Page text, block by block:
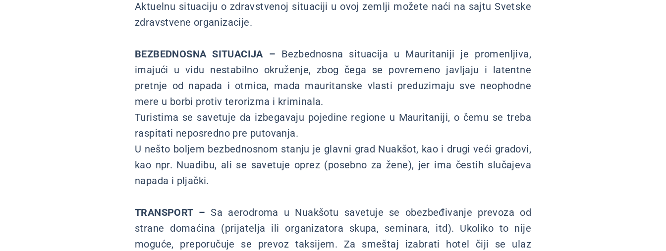
Aktuelnu situaciju o zdravstvenoj situaciji u ovoj zemlji možete naći na sajtu Svetske
zdravstvene organizacije.
BEZBEDNOSNA SITUACIJA – Bezbednosna situacija u Mauritaniji je promenljiva,
imajući u vidu nestabilno okruženje, zbog čega se povremeno javljaju i latentne
pretnje od napada i otmica, mada mauritanske vlasti preduzimaju sve neophodne
mere u borbi protiv terorizma i kriminala.
Turistima se savetuje da izbegavaju pojedine regione u Mauritaniji, o čemu se treba
raspitati neposredno pre putovanja.
U nešto boljem bezbednosnom stanju je glavni grad Nuakšot, kao i drugi veći gradovi,
kao npr. Nuadibu, ali se savetuje oprez (posebno za žene), jer ima čestih slučajeva
napada i pljački.
TRANSPORT – Sa aerodroma u Nuakšotu savetuje se obezbeđivanje prevoza od
strane domaćina (prijatelja ili organizatora skupa, seminara, itd). Ukoliko to nije
moguće, preporučuje se prevoz taksijem. Za smeštaj izabrati hotel čiji se ulaz